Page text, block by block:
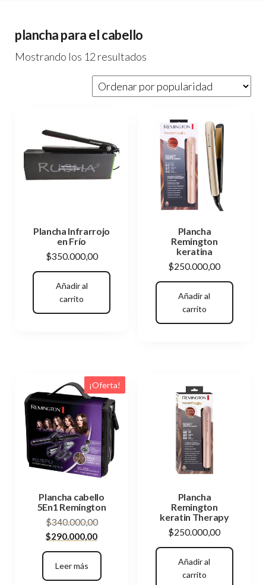
plancha para el cabello
Mostrando los 12 resultados
por
popularidad
Plancha Infrarrojo
en Frío
$350.000,00
Añadir al
carrito
Plancha
Remington
keratina
$250.000,00
Añadir al
carrito
¡Oferta!
Plancha cabello
5En1 Remington
$340.000,00El
precio
original
$340.000,00.
$290.000,00El
precio
es:
Leer más
Plancha
Remington
keratin Therapy
$250.000,00
Añadir al
carrito